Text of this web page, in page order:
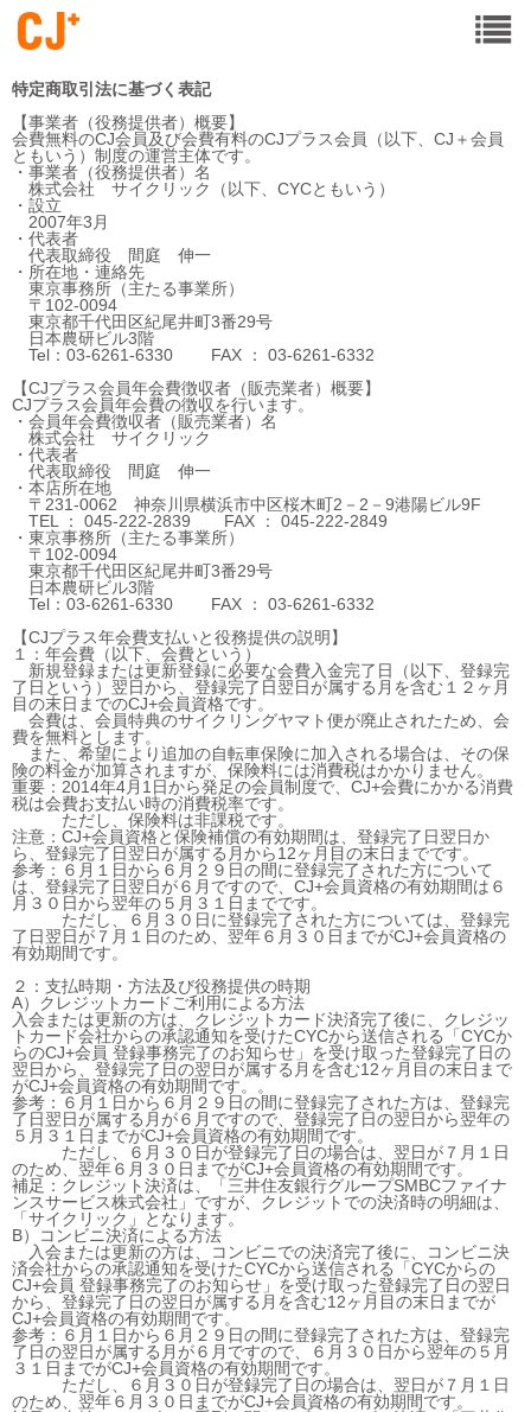
特定商取引法に基づく表記
【事業者（役務提供者）概要】
会費無料のCJ会員及び会費有料のCJプラス会員（以下、CJ＋会員
ともいう）制度の運営主体です。
・事業者（役務提供者）名
株式会社 サイクリック（以下、CYCともいう）
・設立
2007年3月
・代表者
代表取締役 間庭 伸一
・所在地・連絡先
東京事務所（主たる事業所）
〒102-0094
東京都千代田区紀尾井町3番29号
日本農研ビル3階
Tel：03-6261-6330 FAX ： 03-6261-6332
【CJプラス会員年会費徴収者（販売業者）概要】
CJプラス会員年会費の徴収を行います。
・会員年会費徴収者（販売業者）名
株式会社 サイクリック
・代表者
代表取締役 間庭 伸一
・本店所在地
〒231-0062 神奈川県横浜市中区桜木町2－2－9港陽ビル9F
TEL ： 045-222-2839 FAX ： 045-222-2849
・東京事務所（主たる事業所）
〒102-0094
東京都千代田区紀尾井町3番29号
日本農研ビル3階
Tel：03-6261-6330 FAX ： 03-6261-6332
【CJプラス年会費支払いと役務提供の説明】
１：年会費（以下、会費という）
新規登録または更新登録に必要な会費入金完了日（以下、登録完
了日という）翌日から、登録完了日翌日が属する月を含む１２ヶ月
目の末日までのCJ+会員資格です。
会費は、会員特典のサイクリングヤマト便が廃止されたため、会
費を無料とします。
また、希望により追加の自転車保険に加入される場合は、その保
険の料金が加算されますが、保険料には消費税はかかりません。
重要：2014年4月1日から発足の会員制度で、CJ+会費にかかる消費
税は会費お支払い時の消費税率です。
ただし、保険料は非課税です。
注意：CJ+会員資格と保険補償の有効期間は、登録完了日翌日か
ら、登録完了日翌日が属する月から12ヶ月目の末日までです。
参考：６月１日から６月２９日の間に登録完了された方について
は、登録完了日翌日が６月ですので、CJ+会員資格の有効期間は６
月３０日から翌年の５月３１日までです。
ただし、６月３０日に登録完了された方については、登録完
了日翌日が７月１日のため、翌年６月３０日までがCJ+会員資格の
有効期間です。
２：支払時期・方法及び役務提供の時期
A）クレジットカードご利用による方法
入会または更新の方は、クレジットカード決済完了後に、クレジッ
トカード会社からの承認通知を受けたCYCから送信される「CYCか
らのCJ+会員 登録事務完了のお知らせ」を受け取った登録完了日の
翌日から、登録完了日の翌日が属する月を含む12ヶ月目の末日まで
がCJ+会員資格の有効期間です。。
参考：６月１日から６月２９日の間に登録完了された方は、登録完
了日翌日が属する月が６月ですので、登録完了日の翌日から翌年の
５月３１日までがCJ+会員資格の有効期間です。
ただし、６月３０日が登録完了日の場合は、翌日が７月１日
のため、翌年６月３０日までがCJ+会員資格の有効期間です。
補足：クレジット決済は、「三井住友銀行グループSMBCファイナ
ンスサービス株式会社」ですが、クレジットでの決済時の明細は、
「サイクリック」となります。
B）コンビニ決済による方法
入会または更新の方は、コンビニでの決済完了後に、コンビニ決
済会社からの承認通知を受けたCYCから送信される「CYCからの
CJ+会員 登録事務完了のお知らせ」を受け取った登録完了日の翌日
から、登録完了日の翌日が属する月を含む12ヶ月目の末日までが
CJ+会員資格の有効期間です。
参考：６月１日から６月２９日の間に登録完了された方は、登録完
了日の翌日が属する月が６月ですので、６月３０日から翌年の５月
３１日までがCJ+会員資格の有効期間です。
ただし、６月３０日が登録完了日の場合は、翌日が７月１日
のため、翌年６月３０日までがCJ+会員資格の有効期間です。